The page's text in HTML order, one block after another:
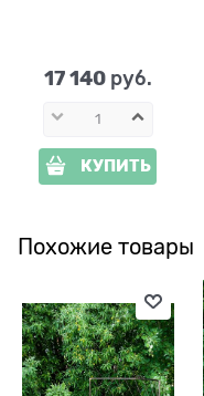
17 140 руб.
КУПИТЬ
Похожие товары